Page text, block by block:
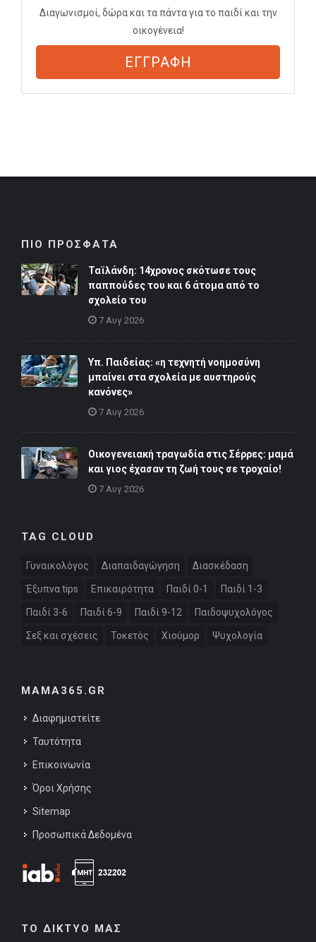
Διαγωνισμοί, δώρα και τα πάντα για το παιδί και την
οικογένεια!
ΕΓΓΡΑΦΗ
ΠΙΟ ΠΡΟΣΦΑΤΑ
Ταϊλάνδη: 14χρονος σκότωσε τους
παππούδες του και 6 άτομα από το
σχολείο του
7 Αυγ 2026
Υπ. Παιδείας: «η τεχνητή νοημοσύνη
μπαίνει στα σχολεία με αυστηρούς
κανόνες»
7 Αυγ 2026
Οικογενειακή τραγωδία στις Σέρρες: μαμά
και γιος έχασαν τη ζωή τους σε τροχαίο!
7 Αυγ 2026
TAG CLOUD
Γυναικολόγος Διαπαιδαγώγηση Διασκέδαση
Έξυπνα tips Επικαιρότητα Παιδί 0-1 Παιδί 1-3
Παιδί 3-6 Παιδί 6-9 Παιδί 9-12 Παιδοψυχολόγος
Σεξ και σχέσεις Τοκετός Χιούμορ Ψυχολογία
MAMA365.GR
Διαφημιστείτε
Ταυτότητα
Επικοινωνία
Όροι Χρήσης
Sitemap
Προσωπικά Δεδομένα
ΤΟ ΔΙΚΤΥΟ ΜΑΣ